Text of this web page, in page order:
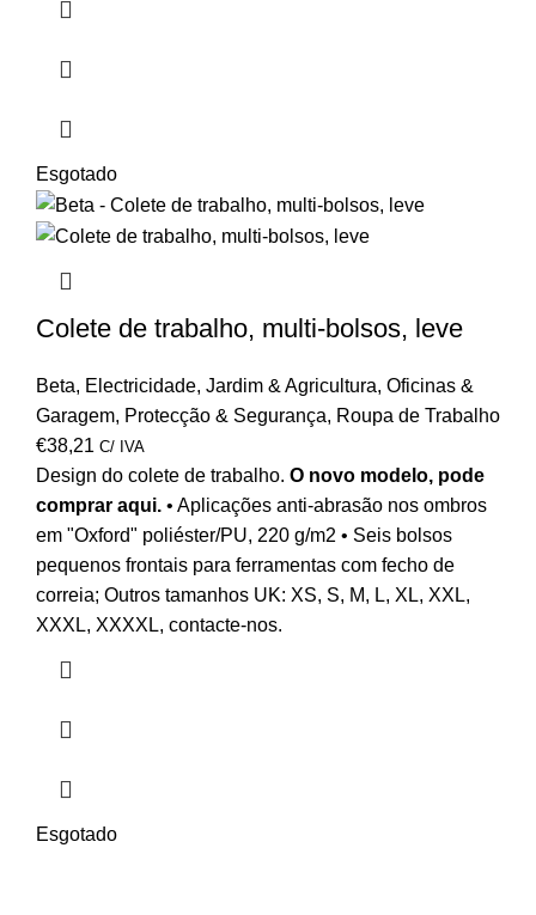
Esgotado
Colete de trabalho, multi-bolsos, leve
Beta, Electricidade, Jardim & Agricultura, Oficinas &
Garagem, Protecção & Segurança, Roupa de Trabalho
€38,21 C/ IVA
Design do colete de trabalho. O novo modelo, pode
comprar aqui. • Aplicações anti-abrasão nos ombros
em "Oxford" poliéster/PU, 220 g/m2 • Seis bolsos
pequenos frontais para ferramentas com fecho de
correia; Outros tamanhos UK: XS, S, M, L, XL, XXL,
XXXL, XXXXL, contacte-nos.
Esgotado